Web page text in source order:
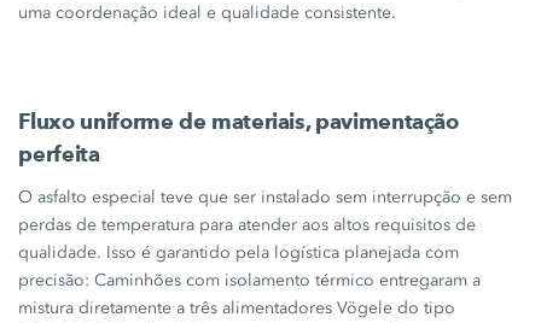
uma coordenação ideal e qualidade consistente.
Fluxo uniforme de materiais, pavimentação
perfeita
O asfalto especial teve que ser instalado sem interrupção e sem
perdas de temperatura para atender aos altos requisitos de
qualidade. Isso é garantido pela logística planejada com
precisão: Caminhões com isolamento térmico entregaram a
mistura diretamente a três alimentadores Vögele do tipo